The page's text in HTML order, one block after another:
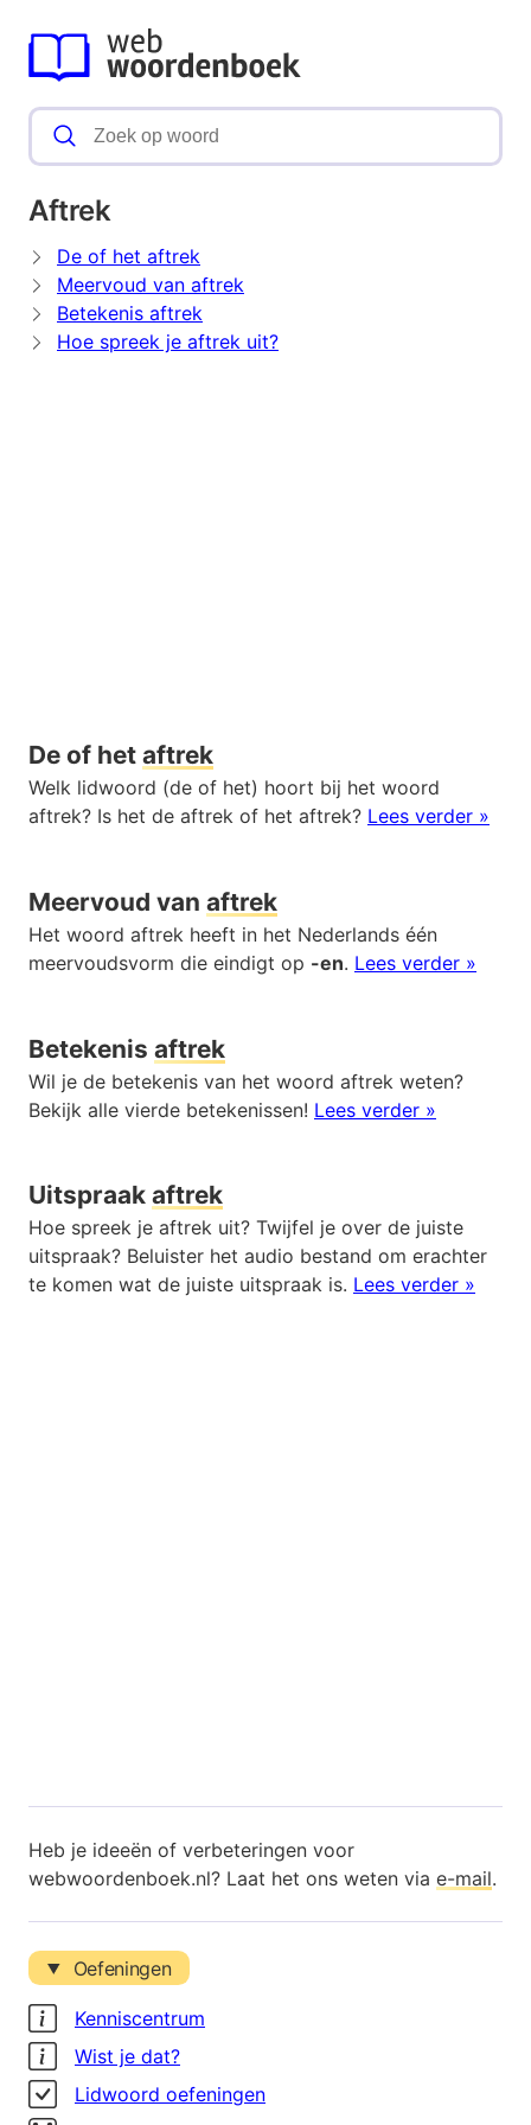
Aftrek
De of het aftrek
Meervoud van aftrek
Betekenis aftrek
Hoe spreek je aftrek uit?
De of het aftrek
Welk lidwoord (de of het) hoort bij het woord
aftrek? Is het de aftrek of het aftrek? Lees verder »
Meervoud van aftrek
Het woord aftrek heeft in het Nederlands één
meervoudsvorm die eindigt op -en. Lees verder »
Betekenis aftrek
Wil je de betekenis van het woord aftrek weten?
Bekijk alle vierde betekenissen! Lees verder »
Uitspraak aftrek
Hoe spreek je aftrek uit? Twijfel je over de juiste
uitspraak? Beluister het audio bestand om erachter
te komen wat de juiste uitspraak is. Lees verder »
Heb je ideeën of verbeteringen voor
webwoordenboek.nl? Laat het ons weten via e-mail.
Oefeningen
Kenniscentrum
Wist je dat?
Lidwoord oefeningen